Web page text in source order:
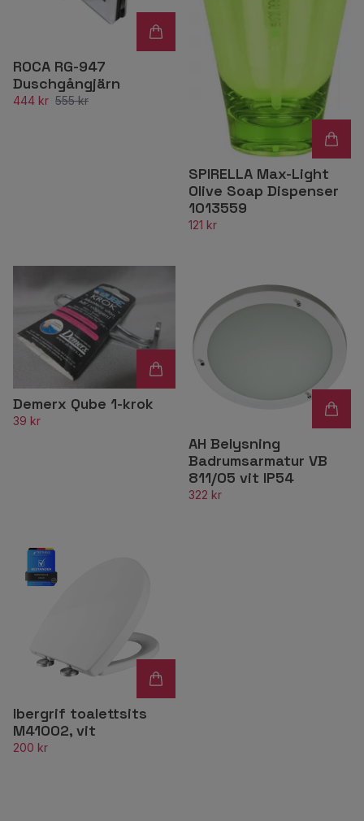
ROCA RG-947
Duschgångjärn
444 kr 555 kr
SPIRELLA Max-Light
Olive Soap Dispenser
1013559
121 kr
Demerx Qube 1-krok
39 kr
AH Belysning
Badrumsarmatur VB
811/05 vit IP54
322 kr
Ibergrif toalettsits
M41002, vit
200 kr